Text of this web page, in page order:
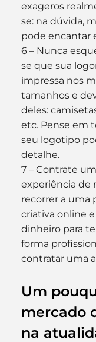
exageros
se: na dúvida,
pode encantar
6 – Nunca
se que sua
impressa nos
tamanhos e
deles:
etc. Pense em
seu logotipo
detalhe.
7 – Contrate
experiência de
recorrer a uma
criativa online
dinheiro para
forma
contratar uma
Um
mercado
na